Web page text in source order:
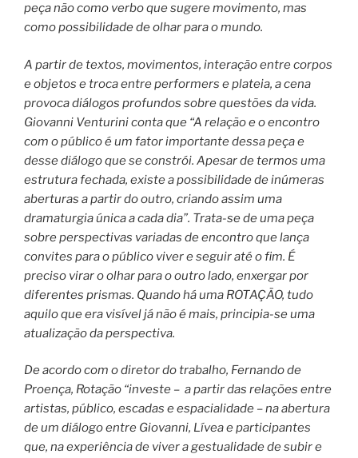
peça não como verbo que sugere movimento, mas
como possibilidade de olhar para o mundo.
A partir de textos, movimentos, interação entre corpos
e objetos e troca entre performers e plateia, a cena
provoca diálogos profundos sobre questões da vida.
Giovanni Venturini conta que “A relação e o encontro
com o público é um fator importante dessa peça e
desse diálogo que se constrói. Apesar de termos uma
estrutura fechada, existe a possibilidade de inúmeras
aberturas a partir do outro, criando assim uma
dramaturgia única a cada dia”. Trata-se de uma peça
sobre perspectivas variadas de encontro que lança
convites para o público viver e seguir até o fim. É
preciso virar o olhar para o outro lado, enxergar por
diferentes prismas. Quando há uma ROTAÇÃO, tudo
aquilo que era visível já não é mais, principia-se uma
atualização da perspectiva.
De acordo com o diretor do trabalho, Fernando de
Proença, Rotação “investe – a partir das relações entre
artistas, público, escadas e espacialidade – na abertura
de um diálogo entre Giovanni, Lívea e participantes
que, na experiência de viver a gestualidade de subir e